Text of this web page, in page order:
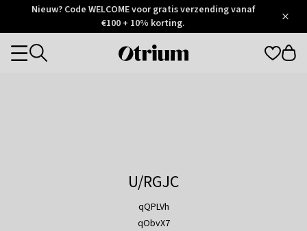
Otrium
Trustpilot
Nieuw? Code WELCOME voor gratis verzending vanaf
€100 + 10% korting.
Otrium
Categories
U/RGJC
qQPLVh
qObvX7